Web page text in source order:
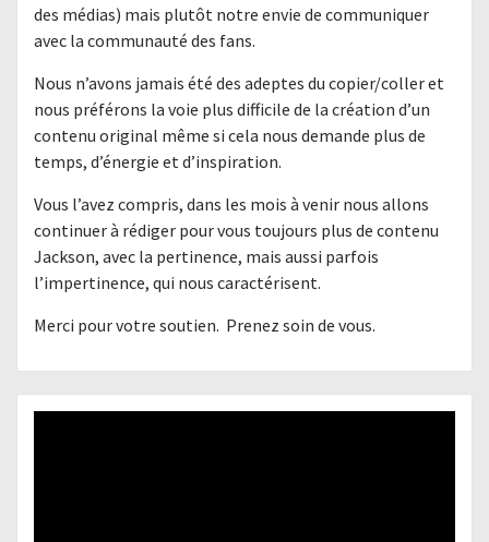
des médias) mais plutôt notre envie de communiquer
avec la communauté des fans.
Nous n’avons jamais été des adeptes du copier/coller et
nous préférons la voie plus difficile de la création d’un
contenu original même si cela nous demande plus de
temps, d’énergie et d’inspiration.
Vous l’avez compris, dans les mois à venir nous allons
continuer à rédiger pour vous toujours plus de contenu
Jackson, avec la pertinence, mais aussi parfois
l’impertinence, qui nous caractérisent.
Merci pour votre soutien. Prenez soin de vous.